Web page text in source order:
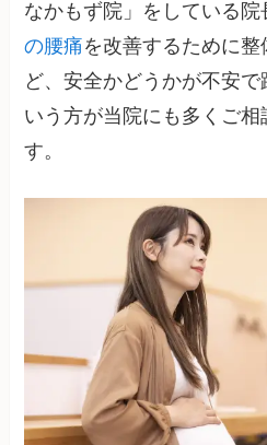
なかもず院」をしている
の腰痛を改善するために
ど、安全かどうかが不安
いう方が当院にも多くご相
す。